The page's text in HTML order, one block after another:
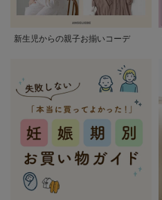
新生児からの親子お揃いコーデ